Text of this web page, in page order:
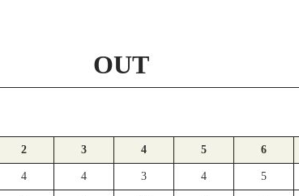
OUT
2 3 4 5 6
4 4 3 4 5